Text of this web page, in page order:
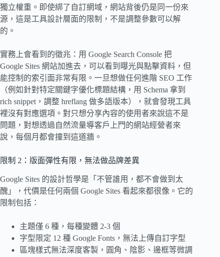
獨立權重。即使綁了自訂網域，網站背後仍是同一份來
源，這是工具設計層面的限制，不是調整參數可以解
的。
實務上會看到的徵兆：用 Google Search Console 把
Google Sites 網站加進去，可以看到曝光與點擊資料，但
能控制的索引面非常有限。一旦想做任何進階 SEO 工作
（例如針對特定關鍵字優化標題結構，用 Schema 拿到
rich snippet，調整 hreflang 做多語版本），就會發現工具
裡沒有對應選項。對只想分享內容的使用者來說這不是
問題，對想透過自然流量導客戶上門的網站經營者來
說，每個月都會撞到這道牆。
限制 2：版面彈性有限，無法做品牌差異
Google Sites 的設計哲學是「不管誰用，都不會做到太
醜」，代價是任何兩個 Google Sites 看起來都很像。它的
限制包括：
主題僅 6 種，每種變體 2-3 個
字型限定 12 種 Google Fonts，無法上傳自訂字型
區塊樣式無法深度客製，圓角、陰影、邊框等微調